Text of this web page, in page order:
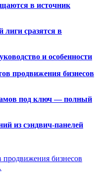
в источник
сразятся в
и особенности
продвижения бизнесов
под ключ — полный
из сэндвич-панелей
продвижения бизнесов